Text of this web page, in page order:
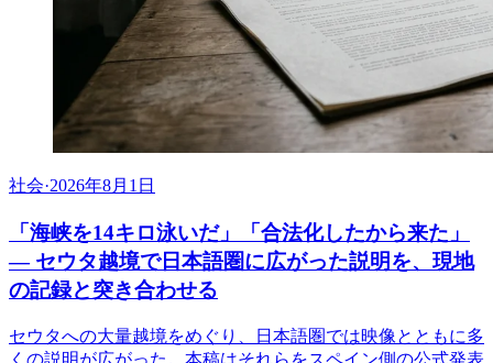
社会·2026年8月1日
「海峡を14キロ泳いだ」「合法化したから来た」
― セウタ越境で日本語圏に広がった説明を、現地
の記録と突き合わせる
セウタへの大量越境をめぐり、日本語圏では映像とともに多
くの説明が広がった。本稿はそれらをスペイン側の公式発表